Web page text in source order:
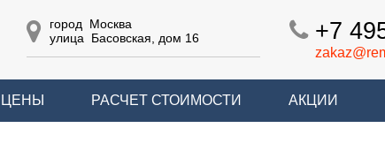
+7
город Москва
улица Басовская, дом 16
ЦЕНЫ РАСЧЕТ СТОИМОСТИ АКЦИИ